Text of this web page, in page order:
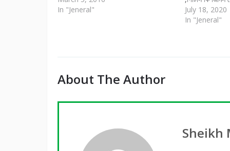
Please Click Here For Register
In "Jeneral"
হবে।পিটিসি
সাইট ভিজিটর
July 18, 2020
In "Jeneral"
About The Author
Sheikh